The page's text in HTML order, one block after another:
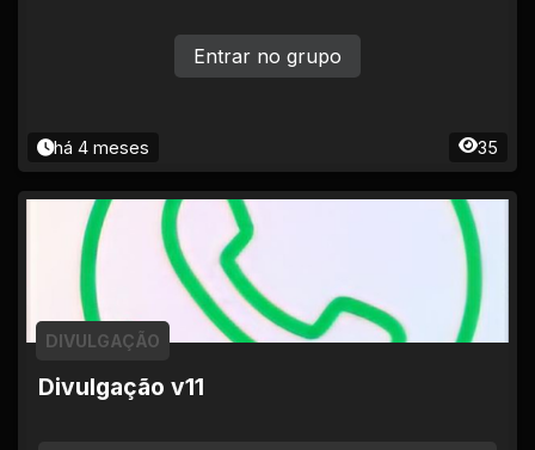
há 4 meses 35
Entrar no grupo
Divulgação v11
DIVULGAÇÃO